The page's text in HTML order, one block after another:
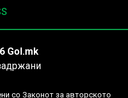
Gol.mk
со Законот за авторското